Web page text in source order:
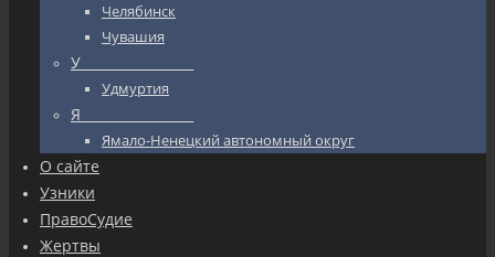
Челябинск
Чувашия
У_________________
Удмуртия
Я_________________
Ямало-Ненецкий автономный округ
О сайте
Узники
ПравоСудие
Жертвы